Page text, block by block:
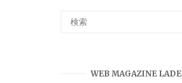
WEB MAGAZINE LADE